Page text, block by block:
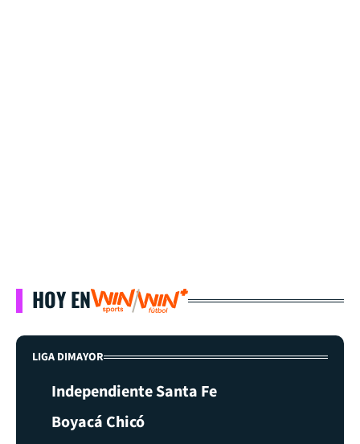
HOY EN
LIGA DIMAYOR
Independiente Santa Fe
Boyacá Chicó